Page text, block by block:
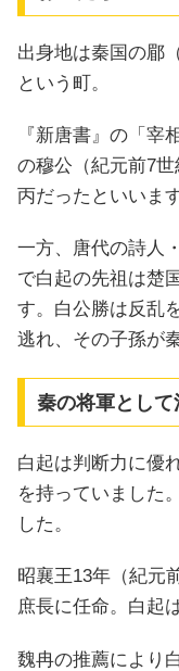
出身地は秦国の郿
という町。
『新唐書』の「宰
の穆公（紀元前7
丙だったといいます
一方、唐代の詩人
で白起の先祖は楚
す。白公勝は反乱
逃れ、その子孫が
秦の将軍として
白起は判断力に優
を持っていました
した。
昭襄王13年（紀元
庶長に任命。白起
魏冉の推薦により